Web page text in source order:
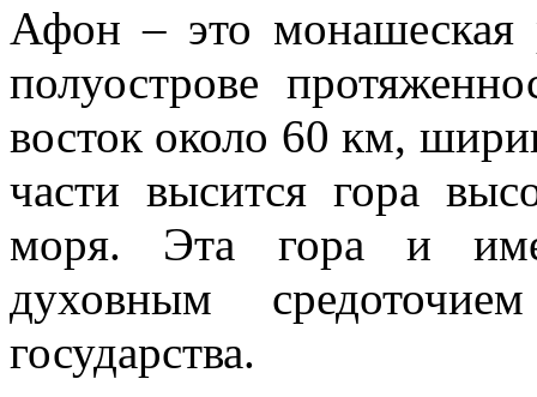
Афон – это монашеская
полуострове
восток около 60 км,
части высится гора
моря. Эта гора и
духовным
государства.